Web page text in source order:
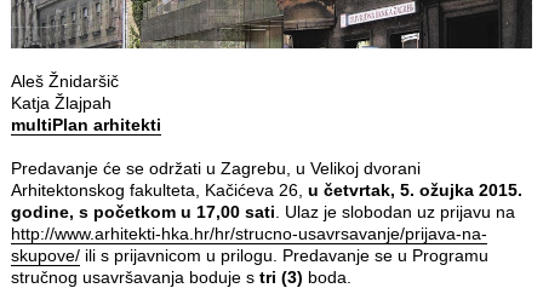
Aleš Žnidaršič
Katja Žlajpah
multiPlan arhitekti
Predavanje će se održati u Zagrebu, u Velikoj dvorani
Arhitektonskog fakulteta, Kačićeva 26, u četvrtak, 5. ožujka 2015.
godine, s početkom u 17,00 sati . Ulaz je slobodan uz prijavu na
http://www.arhitekti-hka.hr/hr/strucno-usavrsavanje/prijava-na-
skupove/ili s prijavnicom u prilogu. Predavanje se u Programu
stručnog usavršavanja boduje s tri (3) boda.